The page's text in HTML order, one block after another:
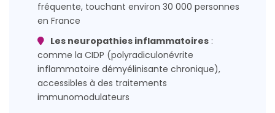
fréquente, touchant environ 30 000 personnes
en France
Les neuropathies inflammatoires :
comme la CIDP (polyradiculonévrite
inflammatoire démyélinisante chronique),
accessibles à des traitements
immunomodulateurs